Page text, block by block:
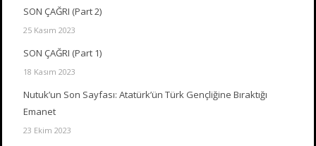
SON ÇAĞRI (Part 2)
25 Kasım 2023
SON ÇAĞRI (Part 1)
18 Kasım 2023
Nutuk’un Son Sayfası: Atatürk’ün Türk Gençliğine Bıraktığı
Emanet
23 Ekim 2023